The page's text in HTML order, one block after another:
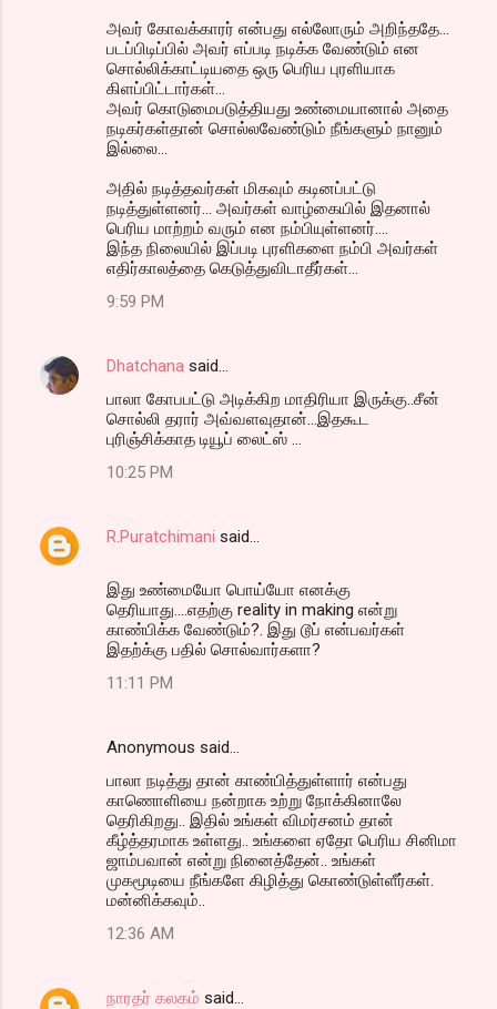
அவர் கோவக்காரர் என்பது எல்லோரும் அறிந்ததே...
படப்பிடிப்பில் அவர் எப்படி நடிக்க வேண்டும் என
சொல்லிக்காட்டியதை ஒரு பெரிய புரளியாக
கிளப்பிட்டார்கள்...
அவர் கொடுமைபடுத்தியது உண்மையானால் அதை
நடிகர்கள்தான் சொல்லவேண்டும் நீங்களும் நானும்
இல்லை...
அதில் நடித்தவர்கள் மிகவும் கடினப்பட்டு
நடித்துள்ளனர்... அவர்கள் வாழ்கையில் இதனால்
பெரிய மாற்றம் வரும் என நம்பியுள்ளனர்....
இந்த நிலையில் இப்படி புரளிகளை நம்பி அவர்கள்
எதிர்காலத்தை கெடுத்துவிடாதீர்கள்...
9:59 PM
Dhatchana said…
பாலா கோபபட்டு அடிக்கிற மாதிரியா இருக்கு..சீன்
சொல்லி தரார் அவ்வளவுதான்...இதகூட
புரிஞ்சிக்காத டியூப் லைட்ஸ் ...
10:25 PM
R.Puratchimani said…
இது உண்மையோ பொய்யோ எனக்கு
தெரியாது....எதற்கு reality in making என்று
காண்பிக்க வேண்டும்?. இது டூப் என்பவர்கள்
இதற்க்கு பதில் சொல்வார்களா?
11:11 PM
Anonymous said…
பாலா நடித்து தான் காண்பித்துள்ளார் என்பது
காணொளியை நன்றாக உற்று நோக்கினாலே
தெரிகிறது.. இதில் உங்கள் விமர்சனம் தான்
கீழ்த்தரமாக உள்ளது.. உங்களை ஏதோ பெரிய சினிமா
ஜாம்பவான் என்று நினைத்தேன்.. உங்கள்
முகமூடியை நீங்களே கிழித்து கொண்டுள்ளீர்கள்.
மன்னிக்கவும்..
12:36 AM
நாரதர் கலகம் said…